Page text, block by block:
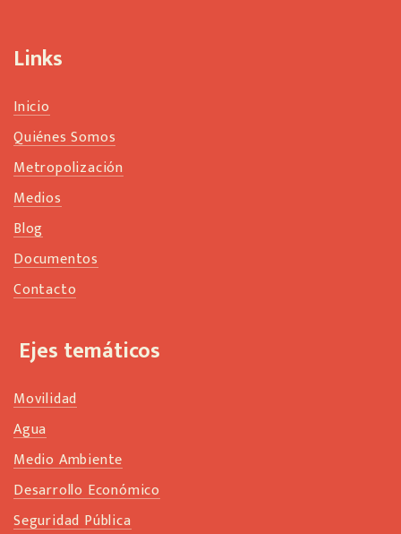
k
Links
Inicio
Quiénes Somos
Metropolización
Medios
Blog
Documentos
Contacto
Ejes temáticos
Movilidad
Agua
Medio Ambiente
Desarrollo Económico
Seguridad Pública